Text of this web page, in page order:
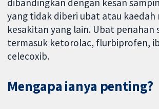
dibandingkan dengan kesan
yang tidak diberi ubat atau kaedah
kesakitan yang lain. Ubat penahan
termasuk ketorolac, flurbiprofen,
celecoxib.
Mengapa ianya penting?